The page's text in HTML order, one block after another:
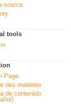
source
tools
Page
des matières
de contenido